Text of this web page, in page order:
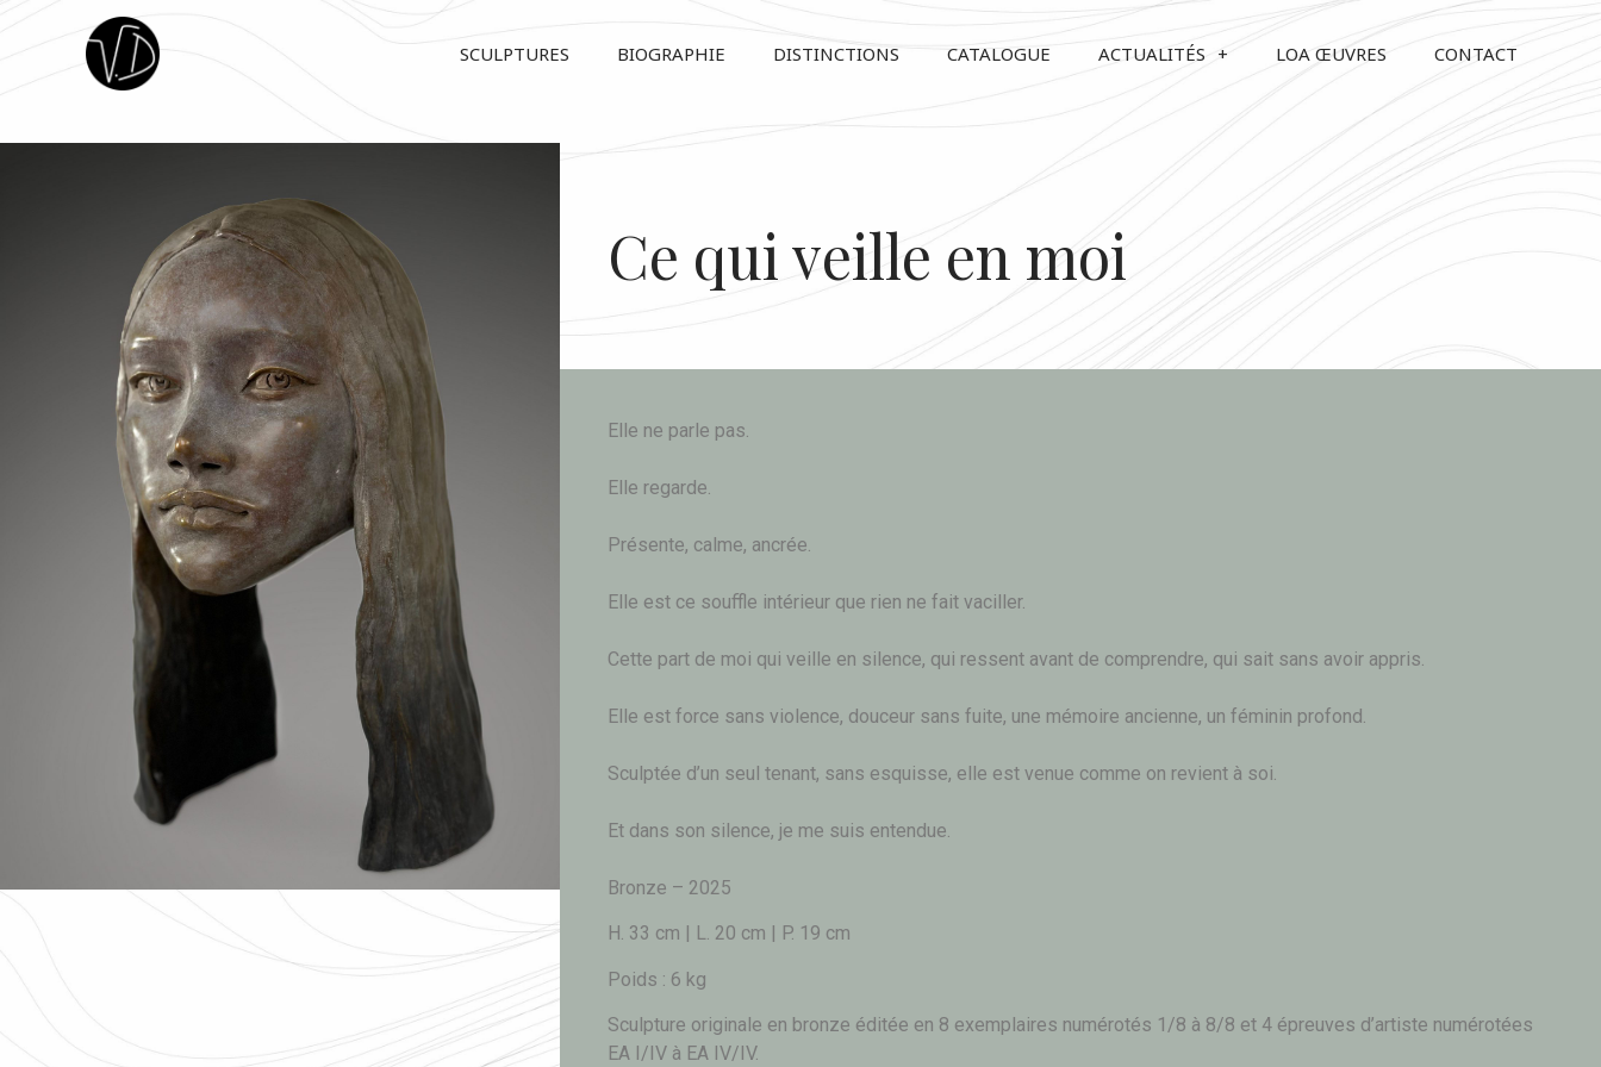
SCULPTURES BIOGRAPHIE DISTINCTIONS CATALOGUE ACTUALITÉS LOA ŒUVRES CONTACT
Ce qui veille en moi
Elle ne parle pas.
Elle regarde.
Présente, calme, ancrée.
Elle est ce souffle intérieur que rien ne fait vaciller.
Cette part de moi qui veille en silence, qui ressent avant de comprendre, qui sait sans avoir appris.
Elle est force sans violence, douceur sans fuite, une mémoire ancienne, un féminin profond.
Sculptée d’un seul tenant, sans esquisse, elle est venue comme on revient à soi.
Et dans son silence, je me suis entendue.
Bronze – 2025
H. 33 cm | L. 20 cm | P. 19 cm
Poids : 6 kg
Sculpture originale en bronze éditée en 8 exemplaires numérotés 1/8 à 8/8 et 4 épreuves d’artiste numérotées
EA I/IV à EA IV/IV.